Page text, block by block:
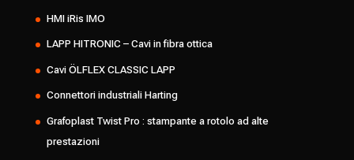
HMI iRis IMO
LAPP HITRONIC – Cavi in fibra ottica
Cavi ÖLFLEX CLASSIC LAPP
Connettori industriali Harting
Grafoplast Twist Pro : stampante a rotolo ad alte
prestazioni